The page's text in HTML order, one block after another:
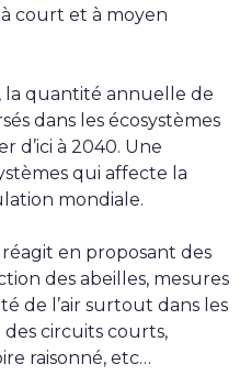
court et à moyen
la quantité annuelle de
dans les écosystèmes
d’ici à 2040. Une
qui affecte la
mondiale.
réagit en proposant des
des abeilles, mesures
de l’air surtout dans les
circuits courts,
raisonné, etc…